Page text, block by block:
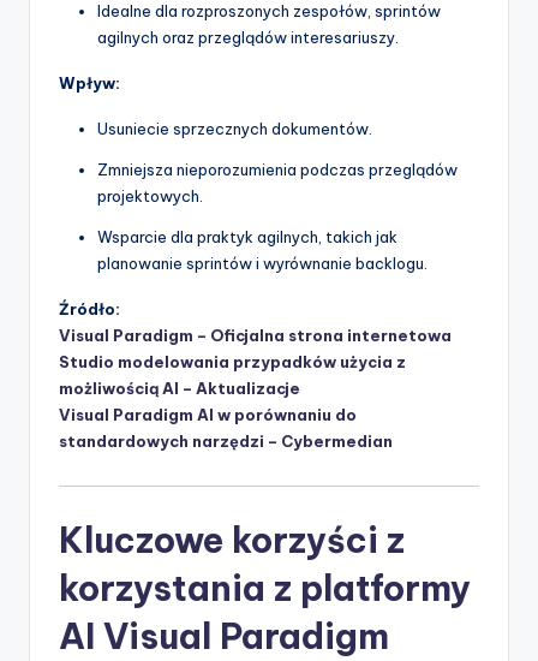
Idealne dla rozproszonych zespołów, sprintów
agilnych oraz przeglądów interesariuszy.
Wpływ:
Usuniecie sprzecznych dokumentów.
Zmniejsza nieporozumienia podczas przeglądów
projektowych.
Wsparcie dla praktyk agilnych, takich jak
planowanie sprintów i wyrównanie backlogu.
Źródło:
Visual Paradigm – Oficjalna strona internetowa
Studio modelowania przypadków użycia z
możliwością AI – Aktualizacje
Visual Paradigm AI w porównaniu do
standardowych narzędzi – Cybermedian
Kluczowe korzyści z
korzystania z platformy
AI Visual Paradigm